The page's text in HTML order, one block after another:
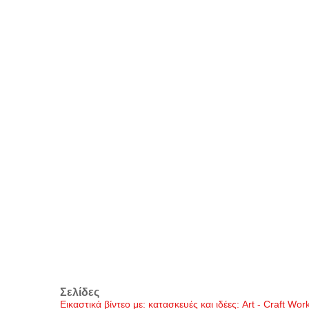
Σελίδες
Εικαστικά βίντεο με: κατασκευές και ιδέες: Art - Craft